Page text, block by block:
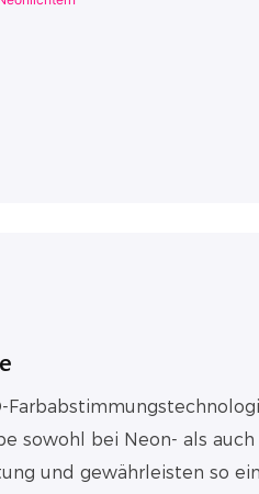
sowohl bei Neon- als auch
und gewährleisten so